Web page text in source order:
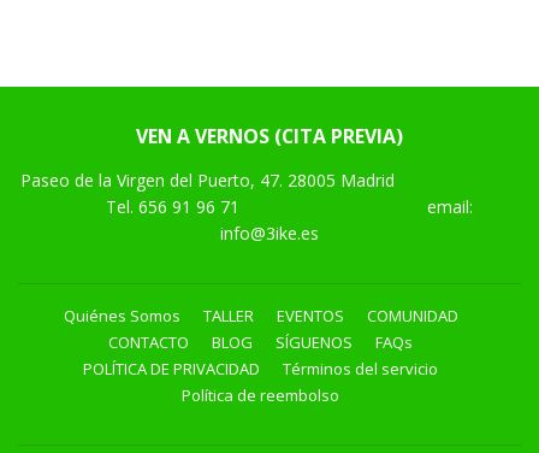
VEN A VERNOS (CITA PREVIA)
Paseo de la Virgen del Puerto, 47. 28005 Madrid
Tel. 656 91 96 71
email:
info@3ike.es
Quiénes Somos TALLER EVENTOS
COMUNIDAD
CONTACTO
BLOG SÍGUENOS
FAQs
POLÍTICA DE PRIVACIDAD
Términos del servicio
Política de reembolso